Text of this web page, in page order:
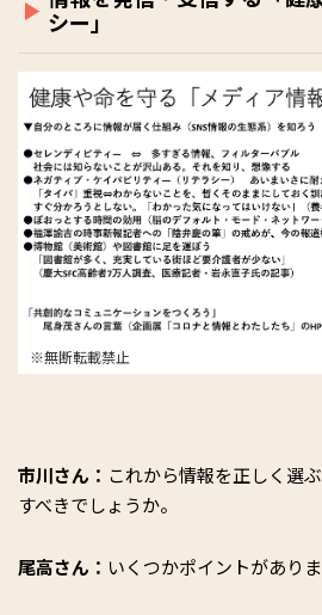
シー」
※無断転載禁止
市川さん： これから情報を正しく選
すべきでしょうか。
尾高さん： いくつかポイントがありま